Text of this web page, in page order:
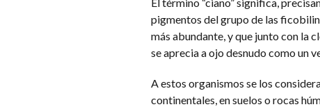
pigmentos del grupo de las
más abundante, y que junto con la
se aprecia a ojo desnudo como un
A estos organismos se los
continentales, en suelos o rocas